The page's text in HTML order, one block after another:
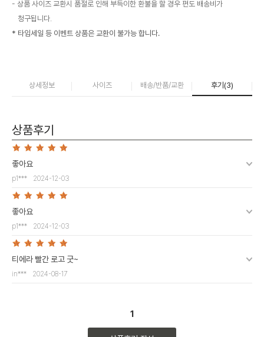
상품 사이즈 교환시 품절로 인해 부득이한 환불을 할 경우 편도 배송비가
청구됩니다.
* 타임세일 등 이벤트 상품은 교환이 불가능 합니다.
상세정보 사이즈 배송/반품/교환 후기(3)
상품후기
좋아요
p1*** 2024-12-03
좋아요
p1*** 2024-12-03
티에라 빨간 로고 굿~
in*** 2024-08-17
1